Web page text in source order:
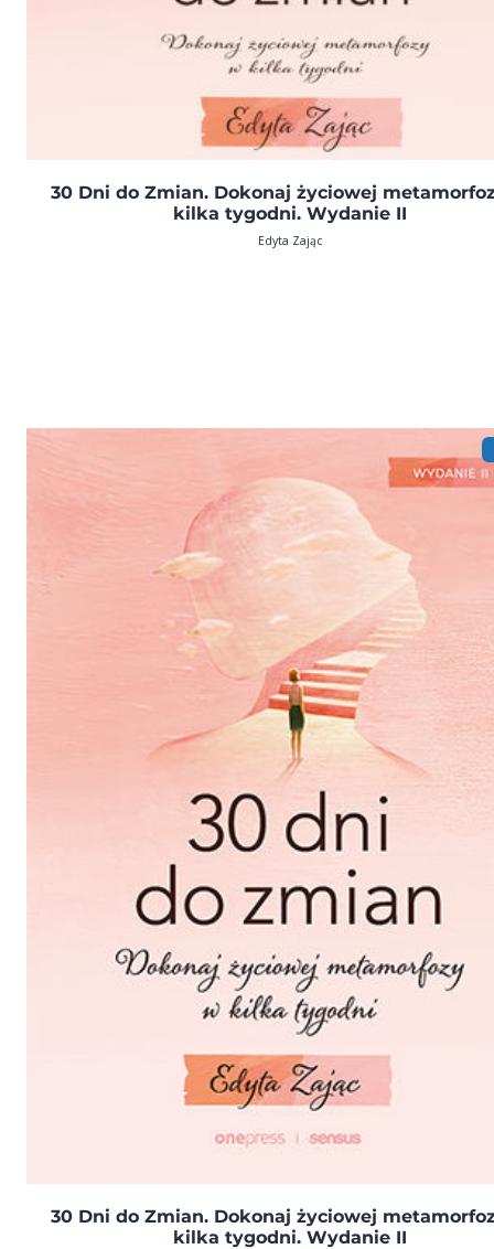
30 Dni do Zmian. Dokonaj życiowej
kilka tygodni. Wydanie II
Edyta Zając
30 Dni do Zmian. Dokonaj życiowej
kilka tygodni. Wydanie II